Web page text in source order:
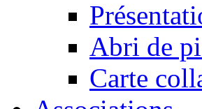
Abri de
Carte